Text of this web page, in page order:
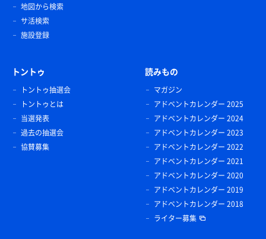
地図から検索
サ活検索
施設登録
トントゥ
トントゥ抽選会
トントゥとは
当選発表
過去の抽選会
協賛募集
読みもの
マガジン
アドベントカレンダー 2025
アドベントカレンダー 2024
アドベントカレンダー 2023
アドベントカレンダー 2022
アドベントカレンダー 2021
アドベントカレンダー 2020
アドベントカレンダー 2019
アドベントカレンダー 2018
ライター募集